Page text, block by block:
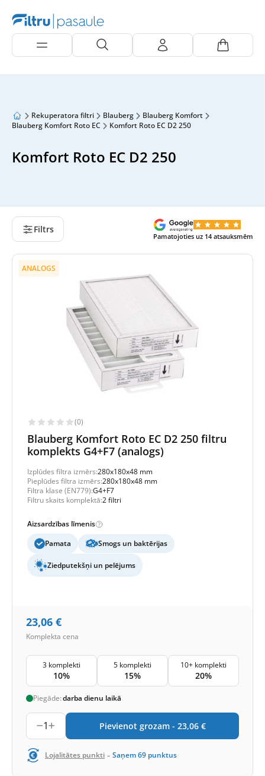
Rekuperatora filtri Blauberg
Blauberg Komfort
Blauberg Komfort Roto EC
Komfort Roto EC D2 250
Komfort Roto EC D2 250
Filtrs
Pamatojoties uz 14 atsauksmēm
ANALOGS
(0)
Blauberg Komfort Roto EC D2 250 filtru
komplekts G4+F7 (analogs)
Izplūdes filtra izmērs:280x180x48 mm
Pieplūdes filtra izmērs:280x180x48 mm
Filtra klase (EN779):G4+F7
Filtru skaits komplektā:2 filtri
Aizsardzības līmenis
Pamata
Smogs un baktērijas
Ziedputekšņi un pelējums
23,06 €
Komplekta cena
3 komplekti
10%
5 komplekti
15%
10+ komplekti
20%
Piegāde:darba dienu laikā
1 Pievienot grozam - 23,06 €
Lojalitātes punkti - Saņem69 punktus